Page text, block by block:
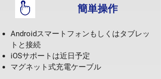
簡単操作
Androidスマートフォンもしくはタブレッ
トと接続
iOSサポートは近日予定
マグネット式充電ケーブル